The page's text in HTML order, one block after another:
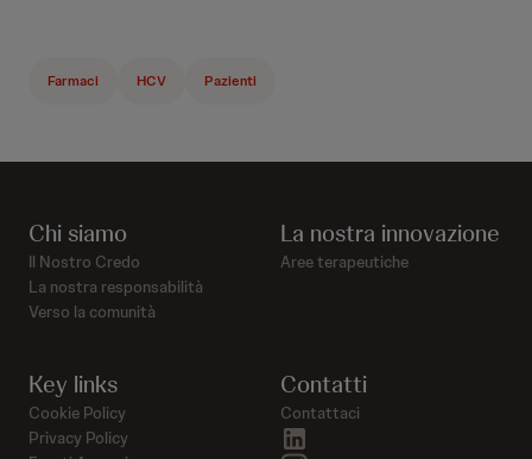
Farmaci HCV Pazienti
Chi siamo
Il Nostro Credo
La nostra responsabilità
Verso la comunità
La nostra innovazione
Aree terapeutiche
Contatti
Contattaci
Key links
Cookie Policy
Privacy Policy